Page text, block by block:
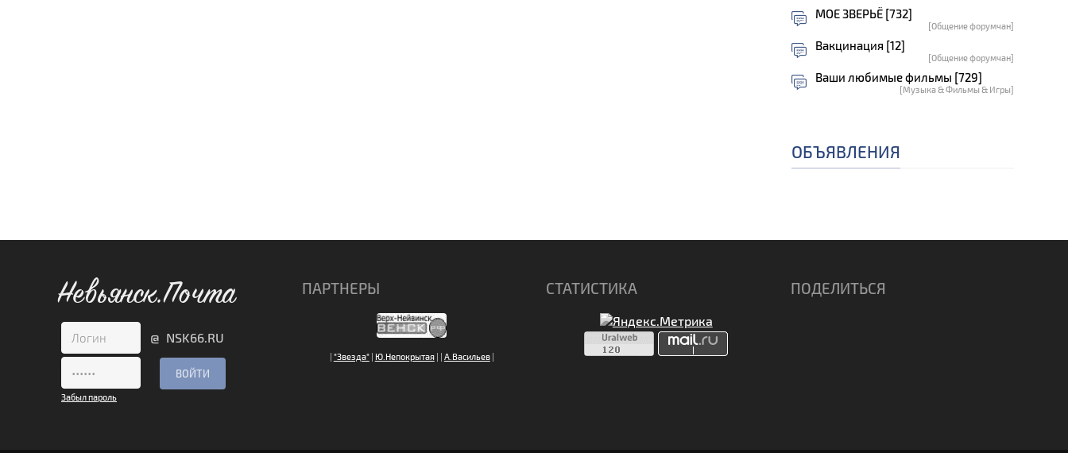
МОЕ ЗВЕРЬЁ [732]
[Общение форумчан]
Вакцинация [12]
[Общение форумчан]
Ваши любимые фильмы [729]
[Музыка & Фильмы & Игры]
ОБЪЯВЛЕНИЯ
Невьянск.Почта
@ NSK66.RU
Забыл пароль
ПАРТНЕРЫ
| "Звезда"| Ю.Непокрытая| | А.Васильев|
СТАТИСТИКА ПОДЕЛИТЬСЯ